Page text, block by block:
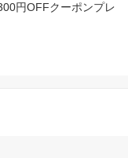
円OFFクーポンプレ